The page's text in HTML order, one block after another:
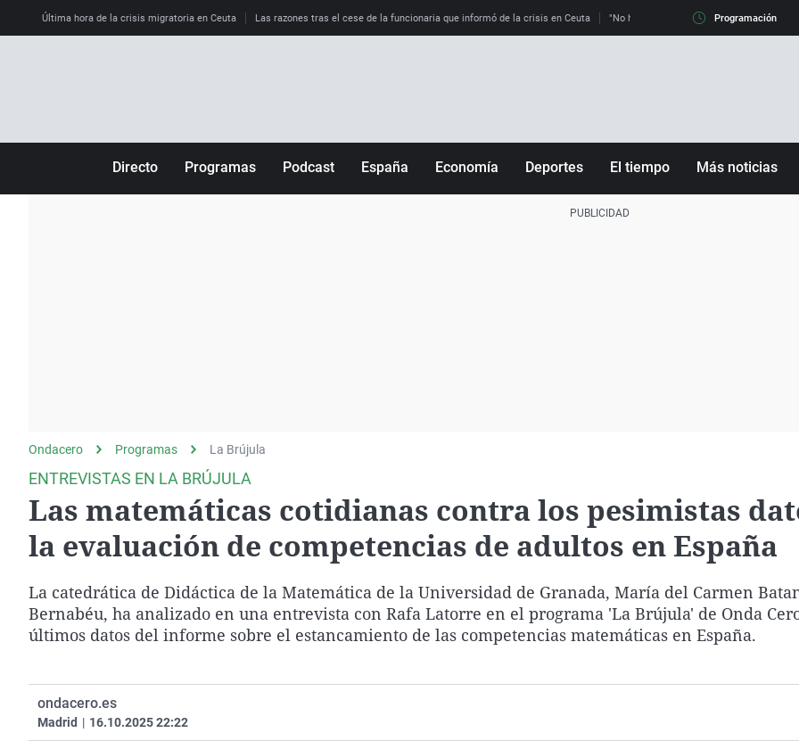
Última hora de la crisis migratoria en Ceuta Las razones tras el cese de la funcionaria que informó de la crisis en Ceuta "No hay mafias, que no nos engañen":
Programación
Directo Programas
Como el perro y el
gato
Podcast
Negra
España
Navarra
Economía Deportes El tiempo Más noticias
Ondacero Programas La Brújula
ENTREVISTAS EN LA BRÚJULA
Las matemáticas cotidianas contra los pesimistas
la evaluación de competencias de adultos en España
La catedrática de Didáctica de la Matemática de la Universidad de Granada, María del Carmen
Bernabéu, ha analizado en una entrevista con Rafa Latorre en el programa 'La Brújula' de Onda
últimos datos del informe sobre el estancamiento de las competencias matemáticas en España.
ondacero.es
Madrid | 16.10.2025 22:22